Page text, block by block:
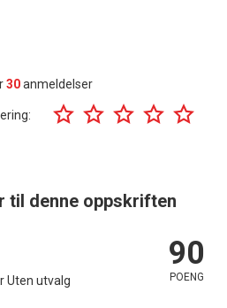
30anmeldelser
til denne oppskriften
Uten utvalg
90
POENG